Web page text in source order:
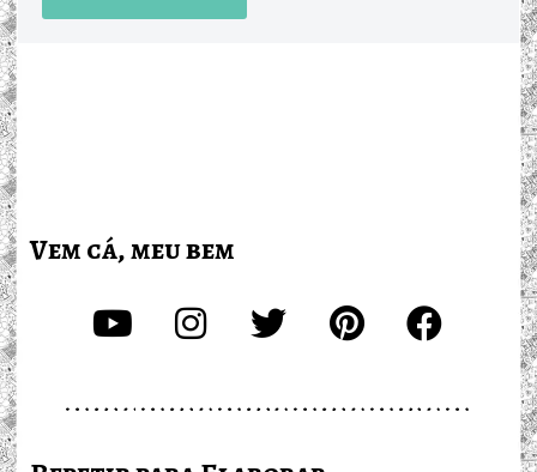
Vem cá, meu bem